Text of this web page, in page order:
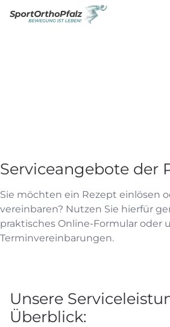
Serviceangebote der
Sie möchten ein Rezept einlösen
vereinbaren? Nutzen Sie hierfür
praktisches Online-Formular oder
Terminvereinbarungen.
Unsere
Überblick: